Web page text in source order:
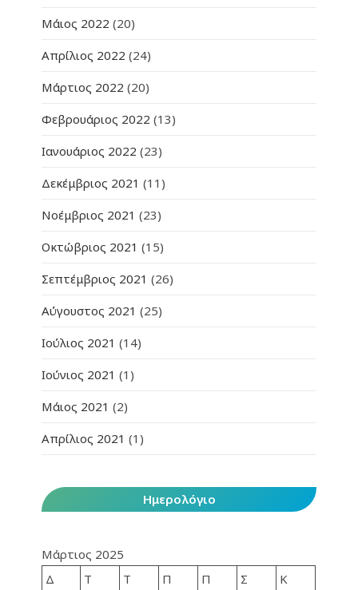
Μάιος 2022 (20)
Απρίλιος 2022 (24)
Μάρτιος 2022 (20)
Φεβρουάριος 2022 (13)
Ιανουάριος 2022 (23)
Δεκέμβριος 2021 (11)
Νοέμβριος 2021 (23)
Οκτώβριος 2021 (15)
Σεπτέμβριος 2021 (26)
Αύγουστος 2021 (25)
Ιούλιος 2021 (14)
Ιούνιος 2021 (1)
Μάιος 2021 (2)
Απρίλιος 2021 (1)
Ημερολόγιο
Μάρτιος 2025
Δ
Τ Τ Π Π Σ
Κ